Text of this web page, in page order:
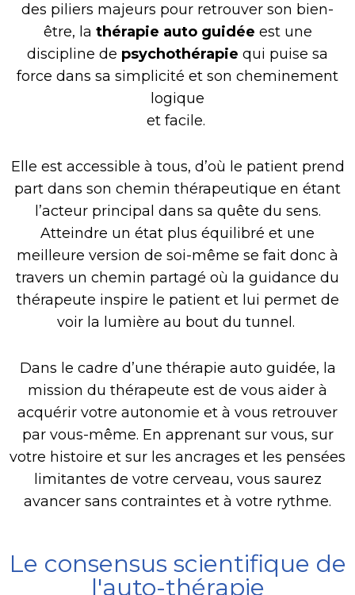
des piliers majeurs pour retrouver son bien-
être, la thérapie auto guidée est une
discipline de psychothérapie qui puise sa
force dans sa simplicité et son cheminement
logique
et facile.
Elle est accessible à tous, d’où le patient prend
part dans son chemin thérapeutique en étant
l’acteur principal dans sa quête du sens.
Atteindre un état plus équilibré et une
meilleure version de soi-même se fait donc à
travers un chemin partagé où la guidance du
thérapeute inspire le patient et lui permet de
voir la lumière au bout du tunnel.
Dans le cadre d’une thérapie auto guidée, la
mission du thérapeute est de vous aider à
acquérir votre autonomie et à vous retrouver
par vous-même. En apprenant sur vous, sur
votre histoire et sur les ancrages et les pensées
limitantes de votre cerveau, vous saurez
avancer sans contraintes et à votre rythme.
Le consensus scientifique de
l'auto-thérapie